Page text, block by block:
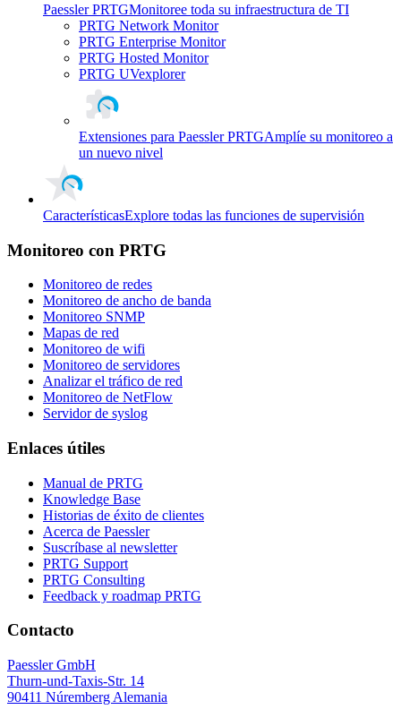
Paessler PRTGMonitoree toda su infraestructura de TI
PRTG Network Monitor
PRTG Enterprise Monitor
PRTG Hosted Monitor
PRTG UVexplorer
Extensiones para Paessler PRTGAmplíe su monitoreo a
un nuevo nivel
CaracterísticasExplore todas las funciones de supervisión
Monitoreo con PRTG
Monitoreo de redes
Monitoreo de ancho de banda
Monitoreo SNMP
Mapas de red
Monitoreo de wifi
Monitoreo de servidores
Analizar el tráfico de red
Monitoreo de NetFlow
Servidor de syslog
Enlaces útiles
Manual de PRTG
Knowledge Base
Historias de éxito de clientes
Acerca de Paessler
Suscríbase al newsletter
PRTG Support
PRTG Consulting
Feedback y roadmap PRTG
Contacto
Paessler GmbH
Thurn-und-Taxis-Str. 14
90411 Núremberg Alemania